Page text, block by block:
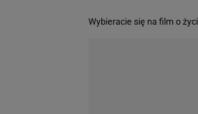
Wybieracie się na film o